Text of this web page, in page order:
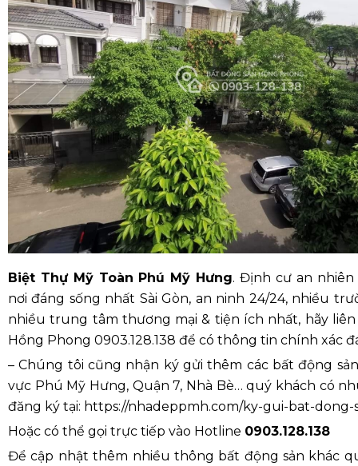
Biệt Thự Mỹ Toàn Phú Mỹ Hưng. Định cư an
nơi đáng sống nhất Sài Gòn, an ninh 24/24, nhiều
nhiều trung tâm thương mại & tiện ích nhất, hãy
Hồng Phong 0903.128.138 để có thông tin chính xác
– Chúng tôi cũng nhận ký gửi thêm các bất động
vực Phú Mỹ Hưng, Quận 7, Nhà Bè… quý khách có
đăng ký tại: https://nhadeppmh.com/ky-gui-bat-dong-
Hoặc có thể gọi trực tiếp vào Hotline 0903.128.138
Để cập nhật thêm nhiều thông bất động sản khác